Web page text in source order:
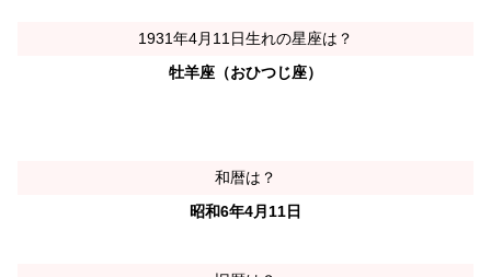
1931年4月11日生れの星座は？
牡羊座（おひつじ座）
和暦は？
昭和6年4月11日